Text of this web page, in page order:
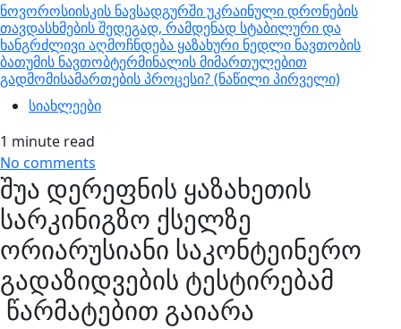
ნოვოროსიისკის ნავსადგურში უკრაინული დრონების
თავდასხმების შედეგად, რამდენად სტაბილური და
ხანგრძლივი აღმოჩნდება ყაზახური ნედლი ნავთობის
ბათუმის ნავთობტერმინალის მიმართულებით
გადმომისამართების პროცესი? (ნაწილი პირველი)
სიახლეები
1 minute read
No comments
შუა დერეფნის ყაზახეთის
სარკინიგზო ქსელზე
ორიარუსიანი საკონტეინერო
გადაზიდვების ტესტირებამ
წარმატებით გაიარა